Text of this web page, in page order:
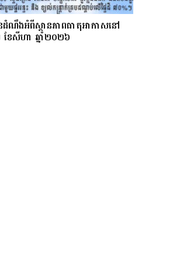
ណឹងអំពីស្ថានភាពធាតុអាកាសនៅ
ខែសីហា ឆ្នាំ២០២៦